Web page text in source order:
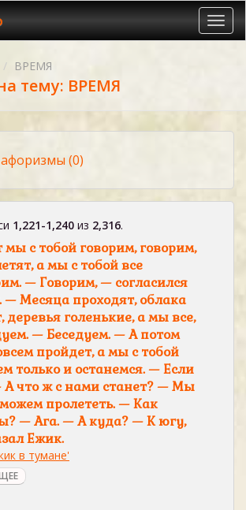
ВРЕМЯ
тему: ВРЕМЯ
(0)
1,221-1,240 из 2,316.
с тобой говорим, говорим,
а мы с тобой все
— Говорим, — согласился
— Месяца проходят, облака
деревья голенькие, а мы все,
— Беседуем. — А потом
пройдет, а мы с тобой
только и останемся. — Если
что ж с нами станет? — Мы
пролететь. — Как
— Ага. — А куда? — К югу,
Ежик.
в тумане'